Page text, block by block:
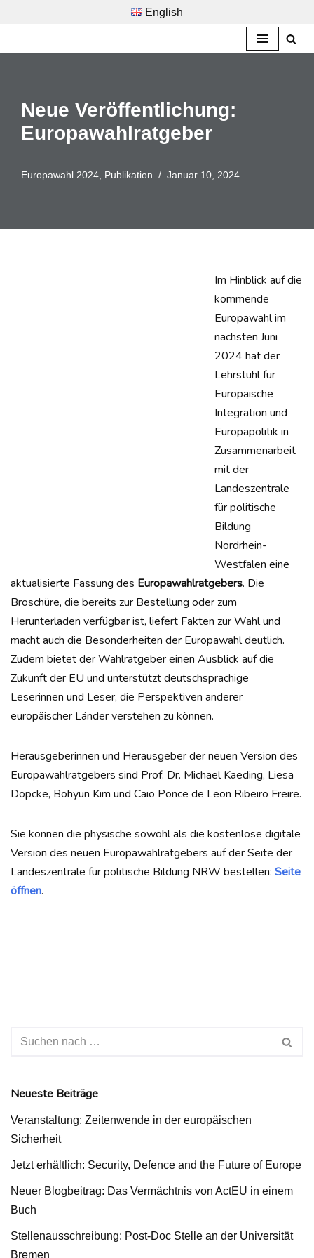
English
Neue Veröffentlichung:
Europawahlratgeber
Europawahl 2024 Publikation Januar 10, 2024
Im Hinblick auf die
kommende
Europawahl im
nächsten Juni
2024 hat der
Lehrstuhl für
Europäische
Integration und
Europapolitik in
Zusammenarbeit
mit der
Landeszentrale
für politische
Bildung
Nordrhein-
Westfalen eine
aktualisierte Fassung des Europawahlratgebers. Die
Broschüre, die bereits zur Bestellung oder zum
Herunterladen verfügbar ist, liefert Fakten zur Wahl und
macht auch die Besonderheiten der Europawahl deutlich.
Zudem bietet der Wahlratgeber einen Ausblick auf die
Zukunft der EU und unterstützt deutschsprachige
Leserinnen und Leser, die Perspektiven anderer
europäischer Länder verstehen zu können.
Herausgeberinnen und Herausgeber der neuen Version des
Europawahlratgebers sind Prof. Dr. Michael Kaeding, Liesa
Döpcke, Bohyun Kim und Caio Ponce de Leon Ribeiro Freire.
Sie können die physische sowohl als die kostenlose digitale
Version des neuen Europawahlratgebers auf der Seite der
Landeszentrale für politische Bildung NRW bestellen: Seite
öffnen.
Neueste Beiträge
Veranstaltung: Zeitenwende in der europäischen
Sicherheit
Jetzt erhältlich: Security, Defence and the Future of Europe
Neuer Blogbeitrag: Das Vermächtnis von ActEU in einem
Buch
Stellenausschreibung: Post-Doc Stelle an der Universität
Bremen